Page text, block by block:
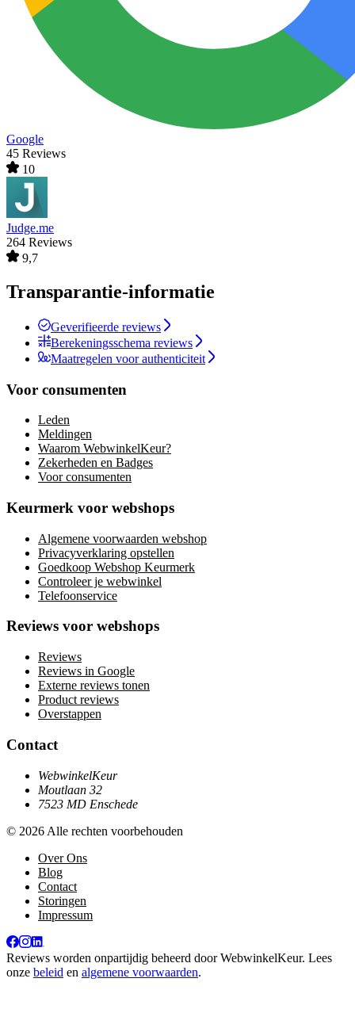
Google
45 Reviews
10
Judge.me
264 Reviews
9,7
Transparantie-informatie
Geverifieerde reviews
Berekeningsschema reviews
Maatregelen voor authenticiteit
Voor consumenten
Leden
Meldingen
Waarom WebwinkelKeur?
Zekerheden en Badges
Voor consumenten
Keurmerk voor webshops
Algemene voorwaarden webshop
Privacyverklaring opstellen
Goedkoop Webshop Keurmerk
Controleer je webwinkel
Telefoonservice
Reviews voor webshops
Reviews
Reviews in Google
Externe reviews tonen
Product reviews
Overstappen
Contact
WebwinkelKeur
Moutlaan 32
7523 MD Enschede
© 2026 Alle rechten voorbehouden
Over Ons
Blog
Contact
Storingen
Impressum
Reviews worden onpartijdig beheerd doorWebwinkelKeur. Lees
onze beleid en algemene voorwaarden.